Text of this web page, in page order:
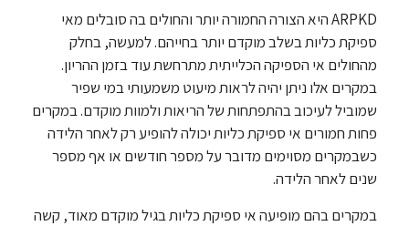
ARPKD היא הצורה החמורה יותר והחולים בה סובלים מאי
ספיקת כליות בשלב מוקדם יותר בחייהם. למעשה, בחלק
מהחולים אי הספיקה הכלייתית מתרחשת עוד בזמן ההריון.
במקרים אלו ניתן יהיה לראות מיעוט משמעותי במי שפיר
שמוביל לעיכוב בהתפתחות של הריאות ולמוות מוקדם. במקרים
פחות חמורים אי ספיקת כליות יכולה להופיע רק לאחר הלידה
כשבמקרים מסוימים מדובר על מספר חודשים או אף מספר
שנים לאחר הלידה.
במקרים בהם מופיעה אי ספיקת כליות בגיל מוקדם מאוד, קשה